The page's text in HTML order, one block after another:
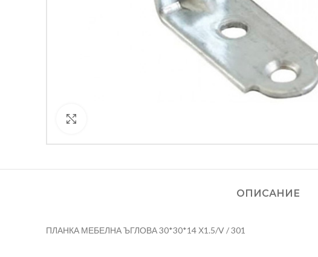
ОПИСАНИЕ
ПЛАНКА МЕБЕЛНА ЪГЛОВА 30*30*14 Х1.5/V / 301